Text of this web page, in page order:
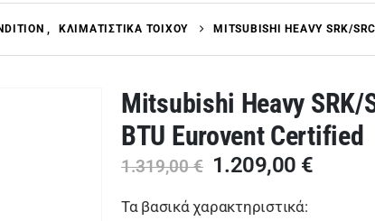
, ΚΛΙΜΑΤΙΣΤΙΚΆ ΤΟΊΧΟΥ MITSUBISHI HEAVY SRK/
Mitsubishi Heavy SRK/
BTU Eurovent Certified
1.319,00€ Original
was:
1.209,00 €Η
Τα βασικά χαρακτηριστικά: